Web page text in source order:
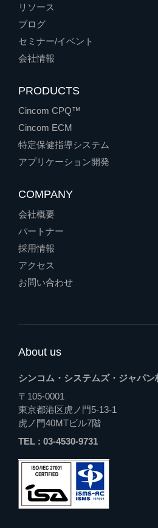
リソース
ブログ
セミナー/イベント
会社情報
PRODUCTS
Cincom CPQ™
Cincom ECM
特定保健指導システム
アプリケーション開発
COMPANY
会社概要
パートナー
採用情報
アクセス
お問い合わせ
About us
シンコム・システムズ・ジャパン
〒105-0001
東京都港区虎ノ門5-13-1
虎ノ門40MTビル7階
TEL : 03-4530-9731